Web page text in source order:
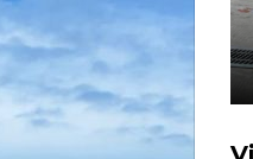
KM Prince